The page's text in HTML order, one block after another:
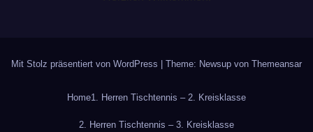
Mit Stolz präsentiert von WordPress | Theme: Newsup von Themeansar
Home1. Herren Tischtennis – 2. Kreisklasse
2. Herren Tischtennis – 3. Kreisklasse